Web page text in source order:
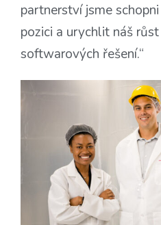
partnerství jsme
pozici a urychlit náš
softwarových řešení.“